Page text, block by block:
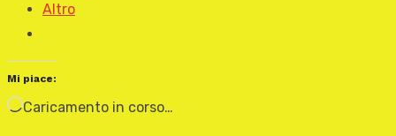
Altro
Mi piace:
Caricamento in corso…